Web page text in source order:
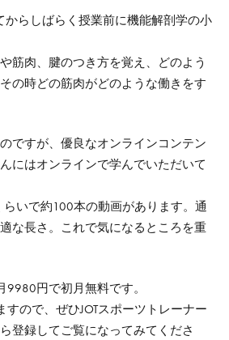
からしばらく授業前に機能解剖学の小
筋肉、腱のつき方を覚え、どのよう
の時どの筋肉がどのような働きをす
ですが、優良なオンラインコンテン
にはオンラインで学んでいただいて
いで約100本の動画があります。通
な長さ。これで気になるところを重
円で初月無料です。
すので、ぜひJOTスポーツトレーナー
登録してご覧になってみてくださ